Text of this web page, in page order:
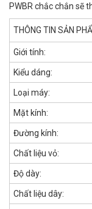
PWBR chắc chắn sẽ
THÔNG TIN SẢN
Giới tính:
Kiểu dáng:
Loại máy:
Mặt kính:
Đường kính:
Chất liệu vỏ:
Độ dày:
Chất liệu dây: